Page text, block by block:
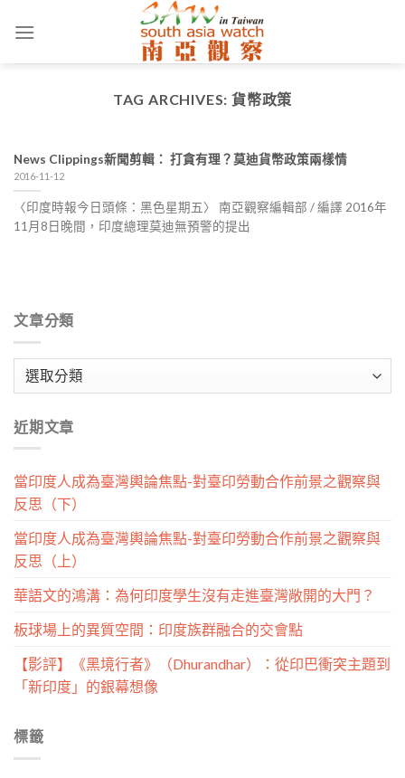
TAG ARCHIVES: 貨幣政策
News Clippings新聞剪輯： 打貪有理？莫迪貨幣政策兩樣情
2016-11-12
〈印度時報今日頭條：黑色星期五〉 南亞觀察編輯部 / 編譯 2016年
11月8日晚間，印度總理莫迪無預警的提出
文章分類
類
近期文章
當印度人成為臺灣輿論焦點-對臺印勞動合作前景之觀察與
反思（下）
當印度人成為臺灣輿論焦點-對臺印勞動合作前景之觀察與
反思（上）
華語文的鴻溝：為何印度學生沒有走進臺灣敞開的大門？
板球場上的異質空間：印度族群融合的交會點
【影評】《黑境行者》（Dhurandhar）：從印巴衝突主題到
「新印度」的銀幕想像
標籤